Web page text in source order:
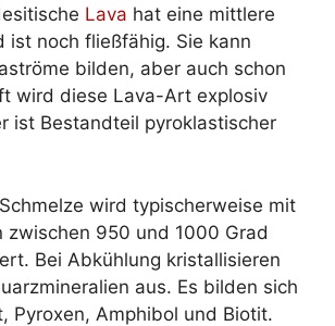
Lava hat eine mittlere
ist noch fließfähig. Sie kann
bilden, aber auch schon
wird diese Lava-Art explosiv
ist Bestandteil pyroklastischer
wird typischerweise mit
zwischen 950 und 1000 Grad
Bei Abkühlung kristallisieren
aus. Es bilden sich
Pyroxen, Amphibol und Biotit.